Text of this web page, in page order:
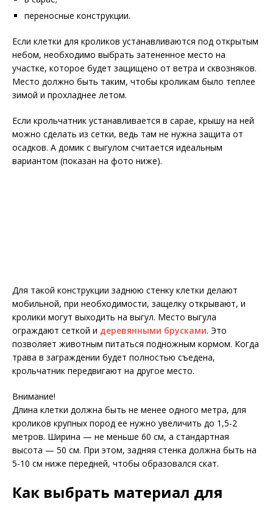
переносные конструкции.
Если клетки для кроликов устанавливаются под открытым
небом, необходимо выбрать затененное место на
участке, которое будет защищено от ветра и сквозняков.
Место должно быть таким, чтобы кроликам было теплее
зимой и прохладнее летом.
Если крольчатник устанавливается в сарае, крышу на ней
можно сделать из сетки, ведь там не нужна защита от
осадков. А домик с выгулом считается идеальным
вариантом (показан на фото ниже).
Для такой конструкции заднюю стенку клетки делают
мобильной, при необходимости, защелку открывают, и
кролики могут выходить на выгул. Место выгула
ограждают сеткой и деревянными брусками. Это
позволяет животным питаться подножным кормом. Когда
трава в заграждении будет полностью съедена,
крольчатник передвигают на другое место.
Внимание!
Длина клетки должна быть не менее одного метра, для
кроликов крупных пород ее нужно увеличить до 1,5-2
метров. Ширина — не меньше 60 см, а стандартная
высота — 50 см. При этом, задняя стенка должна быть на
5-10 см ниже передней, чтобы образовался скат.
Как выбрать материал для